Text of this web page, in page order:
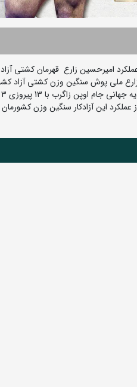
امیرحسین زارع قهرمان کشتی
ملی پوش سنگین وزن کشتی آزاد
13 پیروزی 3 مدال طلا را از آن خود کرد.
این آزادکار سنگین وزن